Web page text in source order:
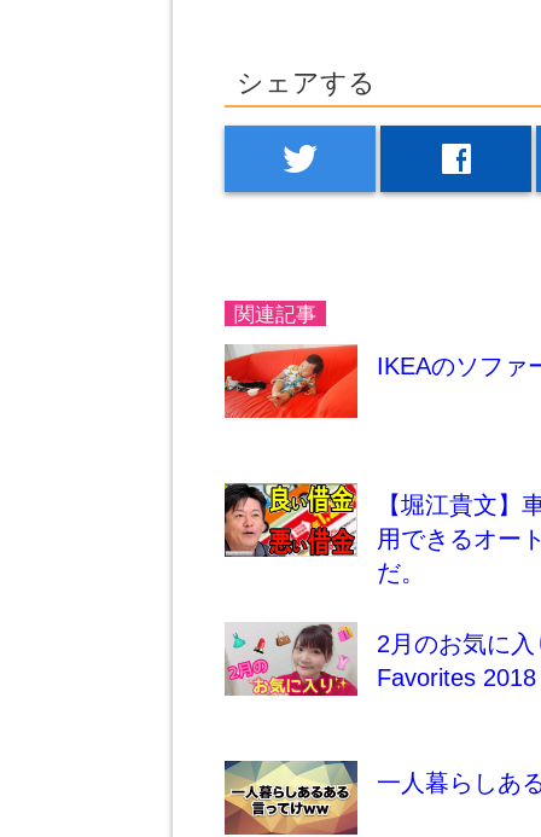
シェアする
twitter facebook
関連記事
IKEAのソファ
【堀江貴文】
用できるオー
だ。
2月のお気に
Favorites 2018
一人暮らしあ